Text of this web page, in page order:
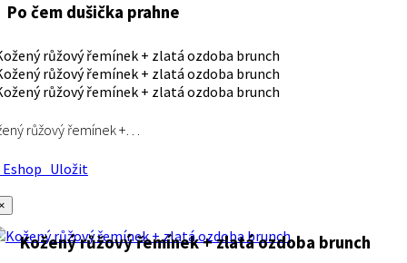
Po čem dušička prahne
růžový řemínek +…
Uložit
Kožený růžový řemínek + zlatá ozdoba brunch